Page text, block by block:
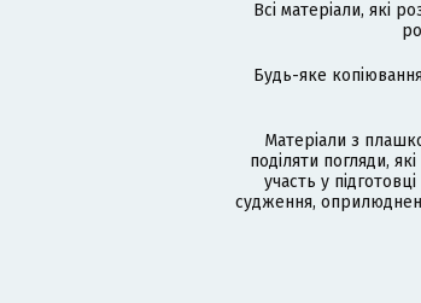
Всі матеріали, які
Будь-яке
Матеріали з
поділяти погляди,
участь у
судження,